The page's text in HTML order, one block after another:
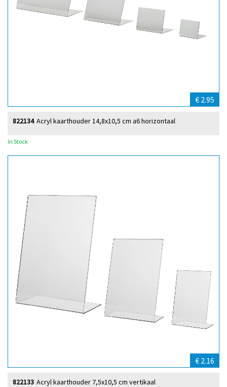
€ 2.95
Acryl kaarthouder 14,8x10,5 cm a6 horizontaal
822134
In Stock
€ 2.16
Acryl kaarthouder 7,5x10,5 cm vertikaal
822133